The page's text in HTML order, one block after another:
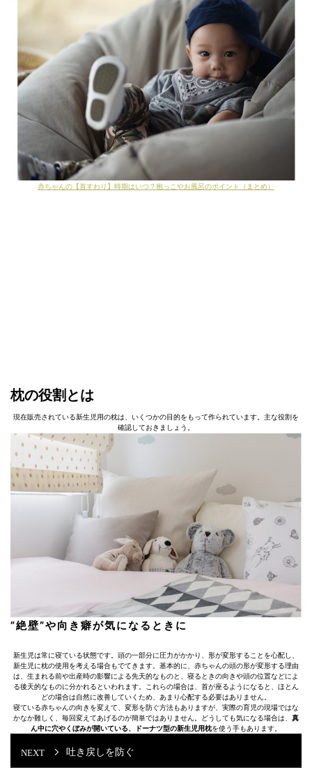
赤ちゃんの【首すわり】時期はいつ？抱っこやお風呂のポイント（まとめ）
枕の役割とは
現在販売されている新生児用の枕は、いくつかの目的をもって作られています。主な役割を
確認しておきましょう。
”絶壁”や向き癖が気になるときに
新生児は常に寝ている状態です。頭の一部分に圧力がかかり、形が変形することを心配し、
新生児に枕の使用を考える場合もでてきます。基本的に、赤ちゃんの頭の形が変形する理由
は、生まれる前や出産時の影響による先天的なものと、寝るときの向きや頭の位置などによ
る後天的なものに分かれるといわれます。これらの場合は、首が座るようになると、ほとん
どの場合は自然に改善していくため、あまり心配する必要はありません。
寝ている赤ちゃんの向きを変えて、変形を防ぐ方法もありますが、実際の育児の現場ではな
かなか難しく、毎回変えてあげるのが簡単ではありません。どうしても気になる場合は、 真
ん中に穴やくぼみが開いている、ドーナツ型の新生児用枕を使う手もあります。
吐き戻しを防ぐ